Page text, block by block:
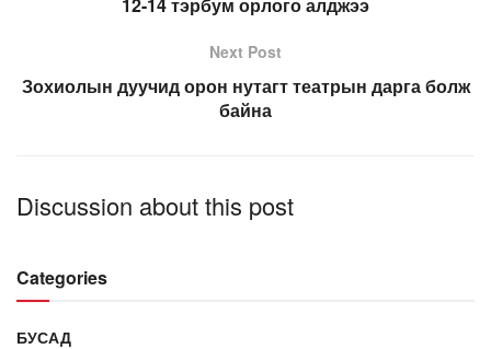
Next Post
Зохиолын дуучид орон нутагт театрын дарга болж
байна
Discussion about this post
Categories
БУСАД